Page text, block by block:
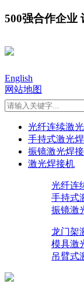
500强合作企业
English
网站地图
光纤连续激
手持式激光
振镜激光焊
激光焊接机
光纤连
手持式
振镜激
龙门架
模具激
吊臂式